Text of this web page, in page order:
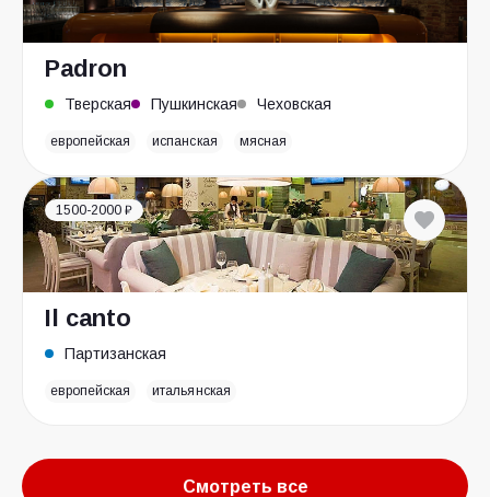
Padron
Тверская Пушкинская Чеховская
европейская испанская мясная
1500-2000 ₽
Il canto
Партизанская
европейская итальянская
Смотреть все